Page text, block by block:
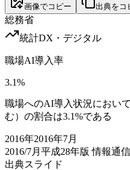
画像でコピー 出典をコ
総務省
統計DX・デジタル
職場AI導入率
3.1%
職場へのAI導入状況におい
む）の割合は3.1%である
2016年2016年7月
2016/7月 平成28年版 情報通
出典スライド